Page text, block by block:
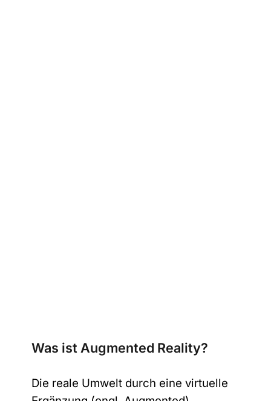
Was ist Augmented Reality?
Die reale Umwelt durch eine virtuelle